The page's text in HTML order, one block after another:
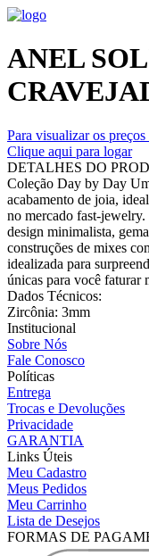
ANEL
Para visualizar os
Clique aqui para logar
DETALHES DO
Coleção Day by Day
acabamento de joia,
no mercado fast-jewelry.
design minimalista,
construções de mixes
idealizada para
únicas para você faturar
Dados Técnicos:
Zircônia: 3mm
Institucional
Sobre Nós
Fale Conosco
Políticas
Entrega
Trocas e Devoluções
Privacidade
GARANTIA
Links Úteis
Meu Cadastro
Meus Pedidos
Meu Carrinho
Lista de Desejos
FORMAS DE